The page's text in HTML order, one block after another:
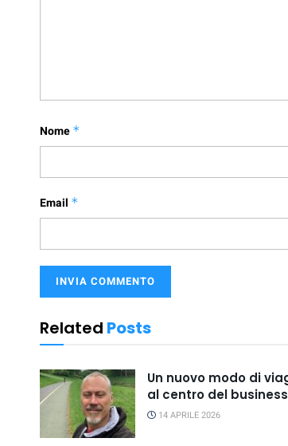
Nome *
Email *
Related Posts
Un nuovo modo di
al centro del
14 APRILE 2026